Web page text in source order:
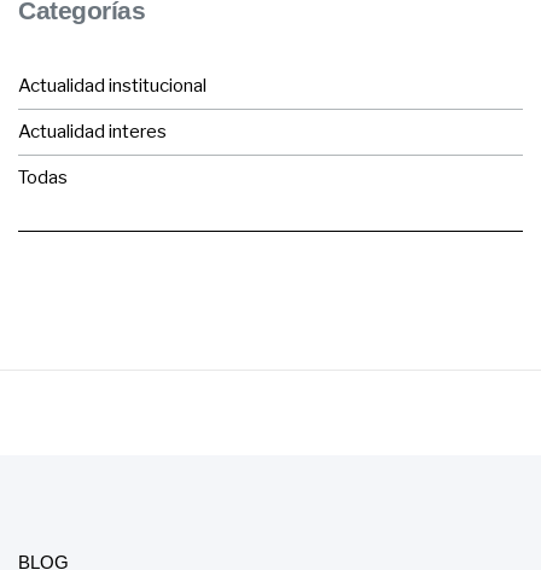
Categorías
Actualidad institucional
Actualidad interes
Todas
BLOG